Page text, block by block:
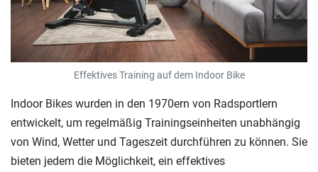
Effektives Training auf dem Indoor Bike
Indoor Bikes wurden in den 1970ern von Radsportlern
entwickelt, um regelmäßig Trainingseinheiten unabhängig
von Wind, Wetter und Tageszeit durchführen zu können. Sie
bieten jedem die Möglichkeit, ein effektives